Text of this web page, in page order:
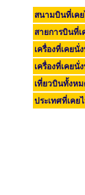
สนามบินที่เค
สายการบินที่
เครื่องที่เคยนั่
เครื่องที่เคยนั่
เที่ยวบินทั้งห
ประเทศที่เคย